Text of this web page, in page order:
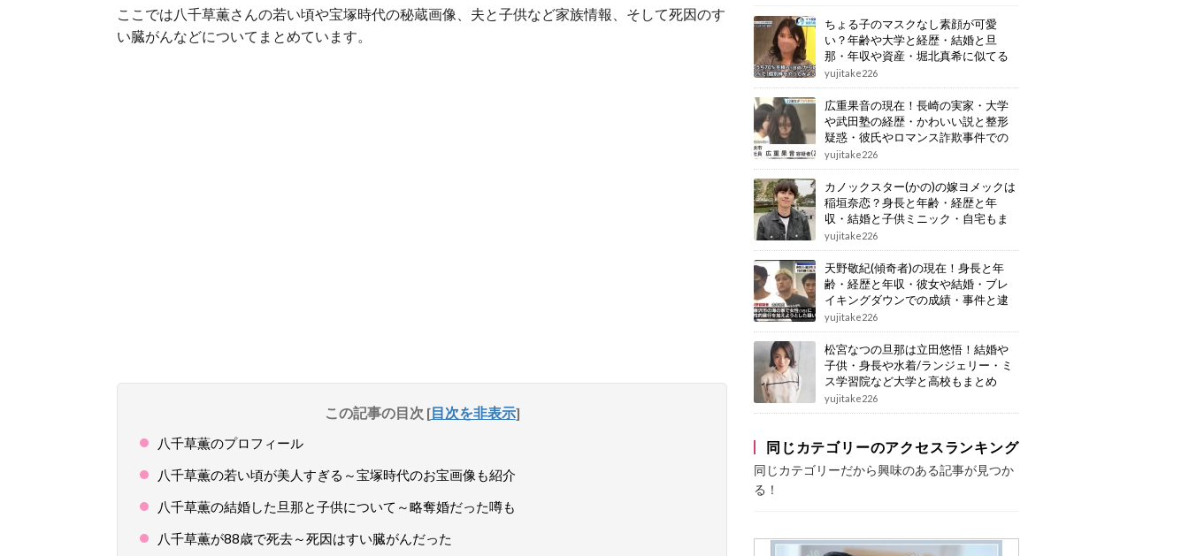
ここでは八千草薫さんの若い頃や宝塚時代の秘蔵画像、夫と子供など家族情報、そして死因のす
い臓がんなどについてまとめています。
この記事の目次 [目次を非表示]
八千草薫のプロフィール
八千草薫の若い頃が美人すぎる～宝塚時代のお宝画像も紹介
八千草薫の結婚した旦那と子供について～略奪婚だった噂も
八千草薫が88歳で死去～死因はすい臓がんだった
ちょる子のマスクなし素顔が可愛
い？年齢や大学と経歴・結婚と旦
那・年収や資産・堀北真希に似てる
画像もまとめ
yujitake226
広重果音の現在！長崎の実家・大学
や武田塾の経歴・かわいい説と整形
疑惑・彼氏やロマンス詐欺事件での
逮捕もまとめ
yujitake226
カノックスター(かの)の嫁ヨメックは
稲垣奈恋？身長と年齢・経歴と年
収・結婚と子供ミニック・自宅もま
とめ
yujitake226
天野敬紀(傾奇者)の現在！身長と年
齢・経歴と年収・彼女や結婚・ブレ
イキングダウンでの成績・事件と逮
捕もまとめ
yujitake226
松宮なつの旦那は立田悠悟！結婚や
子供・身長や水着/ランジェリー・ミ
ス学習院など大学と高校もまとめ
yujitake226
同じカテゴリーのアクセスランキング
同じカテゴリーだから興味のある記事が見つか
る！